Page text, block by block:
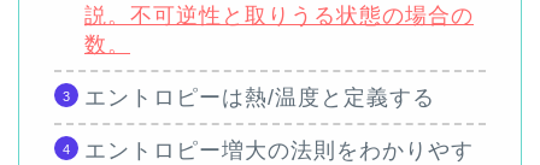
説。不可逆性と取りうる状態の場合の
数。
エントロピーは熱/温度と定義する
エントロピー増大の法則をわかりやす